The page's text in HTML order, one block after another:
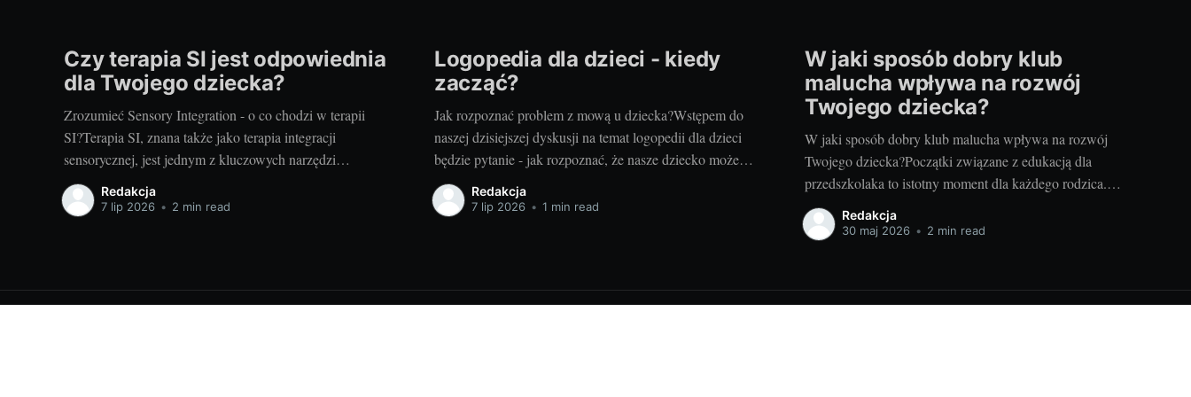
Czy terapia SI jest odpowiednia
dla Twojego dziecka?
Zrozumieć Sensory Integration - o co chodzi w terapii
SI?Terapia SI, znana także jako terapia integracji
sensorycznej, jest jednym z kluczowych narzędzi
wspierających rozwój dzieci. Koncentruje się na pomocy
dzieciom w uzyskaniu lepszej kontroli nad swoim ciałem
Redakcja
7 lip 2026 • 2 min read
Logopedia dla dzieci - kiedy
zacząć?
Jak rozpoznać problem z mową u dziecka?Wstępem do
naszej dzisiejszej dyskusji na temat logopedii dla dzieci
będzie pytanie - jak rozpoznać, że nasze dziecko może
mieć problemy z mową? Warto już na wstępie zaznaczyć,
że nie każde opóźnienie w rozwoju mowy musi oznaczać
Redakcja
7 lip 2026 • 1 min read
W jaki sposób dobry klub
malucha wpływa na rozwój
Twojego dziecka?
W jaki sposób dobry klub malucha wpływa na rozwój
Twojego dziecka?Początki związane z edukacją dla
przedszkolaka to istotny moment dla każdego rodzica.
Chodzi o to, aby wybrać najlepszy dla naszego dziecka
klub malucha. My, jako doświadczeni rodzice i blogerzy,
Redakcja
30 maj 2026 • 2 min read